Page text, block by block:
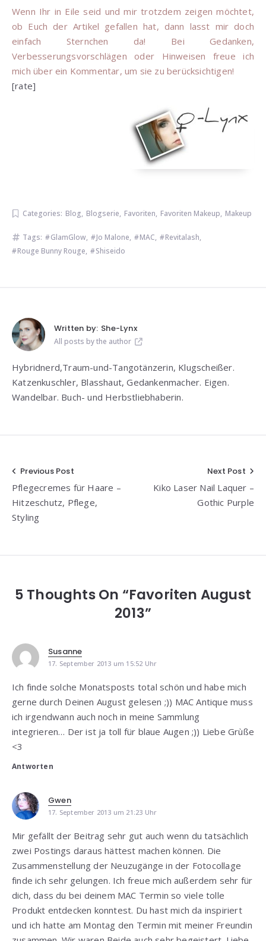
Wenn Ihr in Eile seid und mir trotzdem zeigen möchtet,
ob Euch der Artikel gefallen hat, dann lasst mir doch
einfach Sternchen da! Bei Gedanken,
Verbesserungsvorschlägen oder Hinweisen freue ich
mich über ein Kommentar, um sie zu berücksichtigen!
[rate]
Categories: Blog, Blogserie, Favoriten, Favoriten Makeup, Makeup
Tags: GlamGlow, Jo Malone, MAC, Revitalash,
Rouge Bunny Rouge, Shiseido
Written by: She-Lynx
All posts by the author
Hybridnerd,Traum-und-Tangotänzerin, Klugscheißer.
Katzenkuschler, Blasshaut, Gedankenmacher. Eigen.
Wandelbar. Buch- und Herbstliebhaberin.
Beitragsnavigation
Previous Post
Pflegecremes für Haare –
Hitzeschutz, Pflege,
Styling
Next Post
Kiko Laser Nail Laquer –
Gothic Purple
5 Thoughts On “Favoriten August
2013”
Susanne
17. September 2013 um 15:52 Uhr
Ich finde solche Monatsposts total schön und habe mich
gerne durch Deinen August gelesen ;)) MAC Antique muss
ich irgendwann auch noch in meine Sammlung
integrieren… Der ist ja toll für blaue Augen ;)) Liebe Grùße
<3
Antworten
Gwen
17. September 2013 um 21:23 Uhr
Mir gefällt der Beitrag sehr gut auch wenn du tatsächlich
zwei Postings daraus hättest machen können. Die
Zusammenstellung der Neuzugänge in der Fotocollage
finde ich sehr gelungen. Ich freue mich außerdem sehr für
dich, dass du bei deinem MAC Termin so viele tolle
Produkt entdecken konntest. Du hast mich da inspiriert
und ich hatte am Montag den Termin mit meiner Freundin